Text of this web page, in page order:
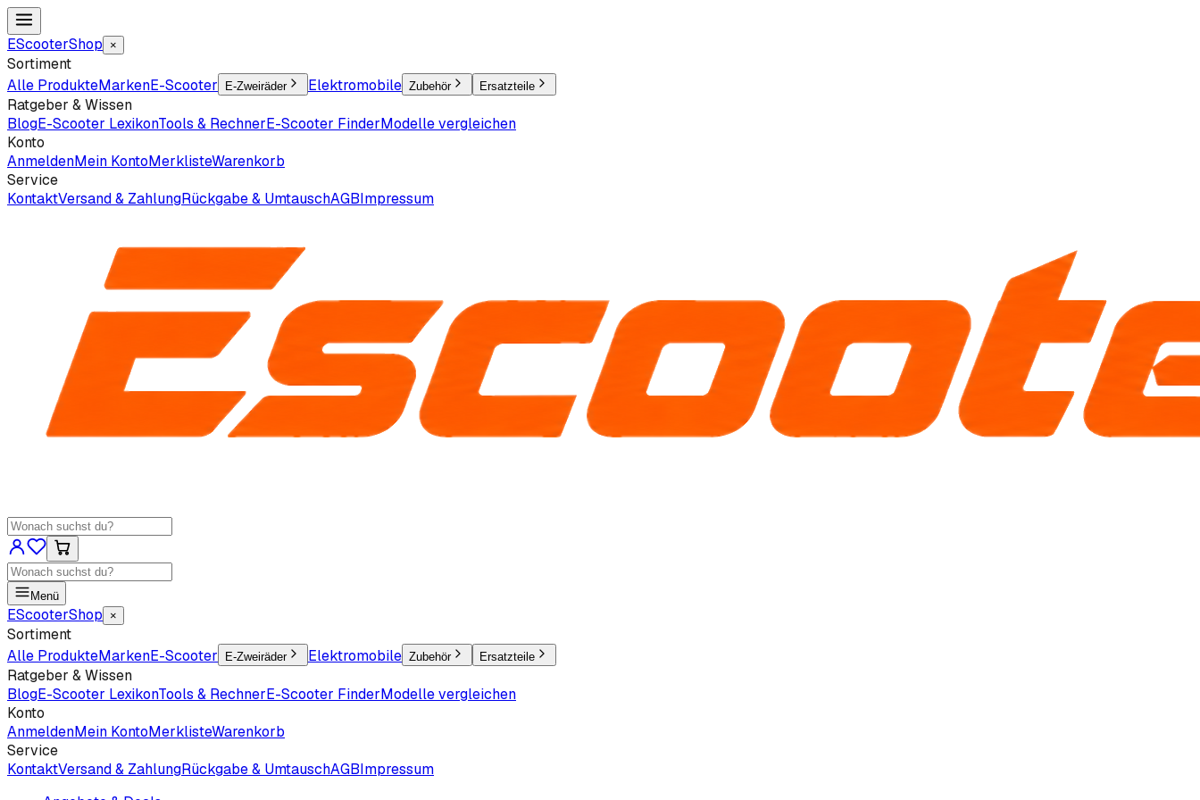
EScooterShop ×
Sortiment
Alle ProdukteMarkenE-Scooter E-Zweiräder Elektromobile Zubehör Ersatzteile
Ratgeber & Wissen
BlogE-Scooter LexikonTools & RechnerE-Scooter FinderModelle vergleichen
Konto
AnmeldenMein KontoMerklisteWarenkorb
Service
KontaktVersand & ZahlungRückgabe & UmtauschAGBImpressum
Menü
EScooterShop ×
Sortiment
Alle ProdukteMarkenE-Scooter E-Zweiräder Elektromobile Zubehör Ersatzteile
Ratgeber & Wissen
BlogE-Scooter LexikonTools & RechnerE-Scooter FinderModelle vergleichen
Konto
AnmeldenMein KontoMerklisteWarenkorb
Service
KontaktVersand & ZahlungRückgabe & UmtauschAGBImpressum